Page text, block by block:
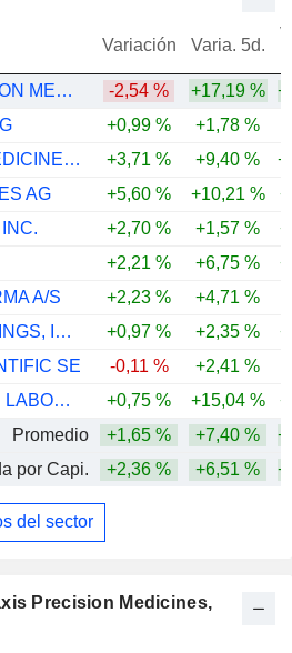
Precision Medicines,
Variación Varia. 5d.
PRAXIS PRECISION MEDICINES, INC. -2,54 % +17,19 %
+0,99 % +1,78 %
REVOLUTION MEDICINES, INC.
+3,71 % +9,40 %
AG
+5,60 % +10,21 %
+2,70 % +1,57 %
+2,21 % +6,75 %
A/S
+2,23 %
+4,71 %
MEDPACE HOLDINGS, INC.
+0,97 % +2,35 %
SE
-0,11 % +2,41 %
CHARLES RIVER LABORATORIES INTERNATIONAL, INC.
+0,75 % +15,04 %
Promedio
+1,65 % +7,40 %
por Capi.
+2,36 % +6,51 %
del sector